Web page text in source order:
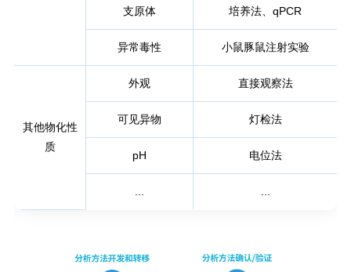
支原体 培养法、qPCR
异常毒性 小鼠豚鼠注射实验
其他物化性
质
外观 直接观察法
可见异物 灯检法
pH 电位法